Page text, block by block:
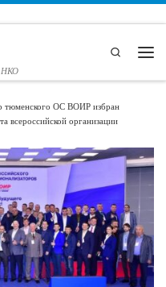
Search
тюменского ОС ВОИР избран
всероссийской организации